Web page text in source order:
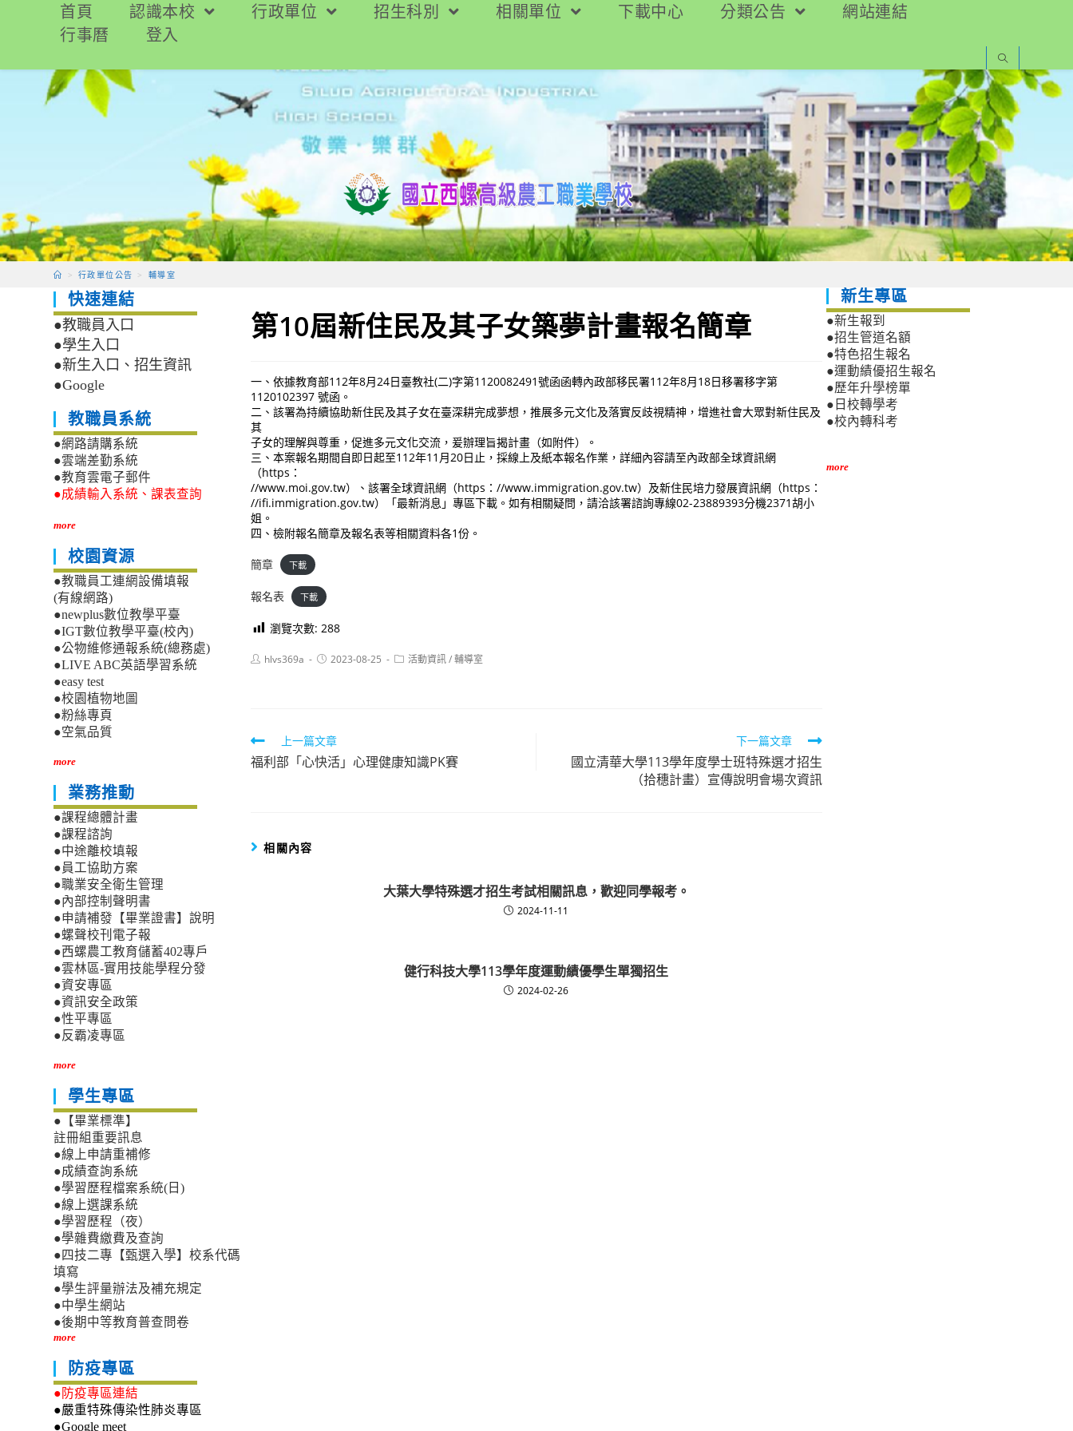
要
首頁 認識本校 行政單位 招生科別 相關單位 下載中心 分類公告
網站連結
行事曆
登入
> 行政單位公告 > 輔導室
第10屆新住民及其子女築夢計畫報名簡章
一、依據教育部112年8月24日臺教社(二)字第1120082491號函函轉內政部移民署112年8月18日移署移字第
1120102397 號函。
二、該署為持續協助新住民及其子女在臺深耕完成夢想，推展多元文化及落實反歧視精神，增進社會大眾對新住民及
其
子女的理解與尊重，促進多元文化交流，爰辦理旨揭計畫（如附件）。
三、本案報名期間自即日起至112年11月20日止，採線上及紙本報名作業，詳細內容請至內政部全球資訊網
（https：
//www.moi.gov.tw）、該署全球資訊網（https：//www.immigration.gov.tw）及新住民培力發展資訊網（https：
//ifi.immigration.gov.tw）「最新消息」專區下載。如有相關疑問，請洽該署諮詢專線02-23889393分機2371胡小
姐。
四、檢附報名簡章及報名表等相關資料各1份。
簡章 下載
報名表 下載
瀏覽次數: 288
Posthlvs369a
Post2023-08-25
Post活動資訊/輔導室
Read
more
上一篇文章
福利部「心快活」心理健康知識PK賽
下一篇文章
國立清華大學113學年度學士班特殊選才招生
（拾穗計畫）宣傳說明會場次資訊
相關內容
大葉大學特殊選才招生考試相關訊息，歡迎同學報考。
2024-11-11
健行科技大學113學年度運動績優學生單獨招生
2024-02-26
快速連結
●教職員入口
●學生入口
●新生入口、招生資訊
●Google
教職員系統
●網路請購系統
●雲端差勤系統
●教育雲電子郵件
●成績輸入系統、課表查詢
more
校園資源
●教職員工連網設備填報
(有線網路)
●newplus數位教學平臺
●IGT數位教學平臺(校內)
●公物維修通報系統(總務處)
●LIVE ABC英語學習系統
●easy test
●校園植物地圖
●粉絲專頁
●空氣品質
more
業務推動
●課程總體計畫
●課程諮詢
●中途離校填報
●員工協助方案
●職業安全衛生管理
●內部控制聲明書
●申請補發【畢業證書】說明
●螺聲校刊電子報
●西螺農工教育儲蓄402專戶
●雲林區-實用技能學程分發
●資安專區
●資訊安全政策
●性平專區
●反霸凌專區
more
學生專區
●【畢業標準】
註冊組重要訊息
●線上申請重補修
●成績查詢系統
●學習歷程檔案系統(日)
●線上選課系統
●學習歷程（夜）
●學雜費繳費及查詢
●四技二專【甄選入學】校系代碼
填寫
●學生評量辦法及補充規定
●中學生網站
●後期中等教育普查問卷
more
防疫專區
●防疫專區連結
●嚴重特殊傳染性肺炎專區
●Google meet
新生專區
●新生報到
●招生管道名額
●特色招生報名
●運動績優招生報名
●歷年升學榜單
●日校轉學考
●校內轉科考
more